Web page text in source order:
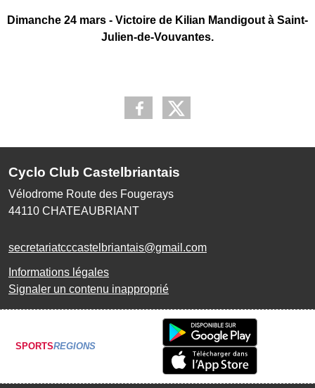
Dimanche 24 mars - Victoire de Kilian Mandigout à Saint-
Julien-de-Vouvantes.
Cyclo Club Castelbriantais
Vélodrome Route des Fougerays
44110 CHATEAUBRIANT
secretariatcccastelbriantais@gmail.com
Informations légales
Signaler un contenu inapproprié
SPORTSREGIONS